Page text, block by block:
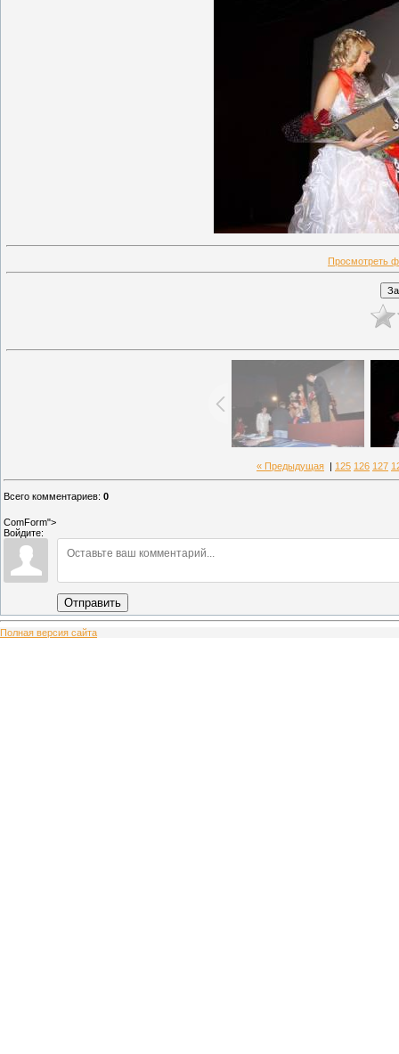
Просмотреть
« Предыдущая 125 126 127
Всего комментариев: 0
ComForm">
Войдите:
Отправить
Полная версия сайта